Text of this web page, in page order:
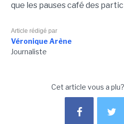
que les pauses café des
Article rédigé par
Véronique Arène
Journaliste
Cet article vous a plu?